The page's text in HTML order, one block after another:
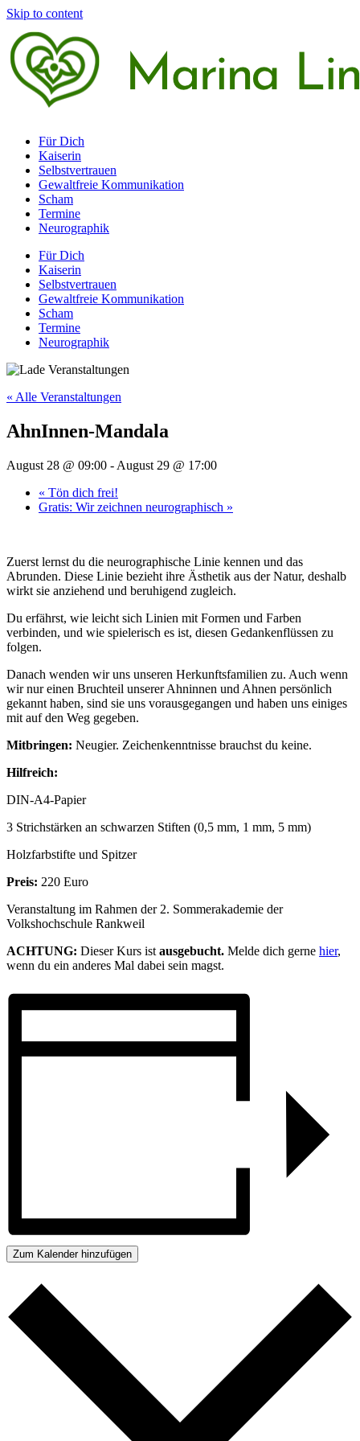
Skip to content
Für Dich
Kaiserin
Selbstvertrauen
Gewaltfreie Kommunikation
Scham
Termine
Neurographik
Für Dich
Kaiserin
Selbstvertrauen
Gewaltfreie Kommunikation
Scham
Termine
Neurographik
« Alle Veranstaltungen
AhnInnen-Mandala
August 28 @ 09:00 - August 29 @ 17:00
« Tön dich frei!
Gratis: Wir zeichnen neurographisch »
Zuerst lernst du die neurographische Linie kennen und das
Abrunden. Diese Linie bezieht ihre Ästhetik aus der Natur, deshalb
wirkt sie anziehend und beruhigend zugleich.
Du erfährst, wie leicht sich Linien mit Formen und Farben
verbinden, und wie spielerisch es ist, diesen Gedankenflüssen zu
folgen.
Danach wenden wir uns unseren Herkunftsfamilien zu. Auch wenn
wir nur einen Bruchteil unserer Ahninnen und Ahnen persönlich
gekannt haben, sind sie uns vorausgegangen und haben uns einiges
mit auf den Weg gegeben.
Mitbringen: Neugier. Zeichenkenntnisse brauchst du keine.
Hilfreich:
DIN-A4-Papier
3 Strichstärken an schwarzen Stiften (0,5 mm, 1 mm, 5 mm)
Holzfarbstifte und Spitzer
Preis: 220 Euro
Veranstaltung im Rahmen der 2. Sommerakademie der
Volkshochschule Rankweil
ACHTUNG: Dieser Kurs ist ausgebucht. Melde dich gerne hier,
wenn du ein anderes Mal dabei sein magst.
Zum Kalender hinzufügen